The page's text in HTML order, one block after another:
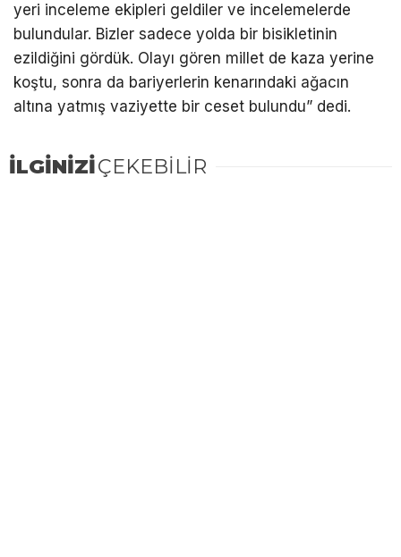
yeri inceleme ekipleri geldiler ve incelemelerde
bulundular. Bizler sadece yolda bir bisikletinin
ezildiğini gördük. Olayı gören millet de kaza yerine
koştu, sonra da bariyerlerin kenarındaki ağacın
altına yatmış vaziyette bir ceset bulundu” dedi.
İLGİNİZİÇEKEBİLİR